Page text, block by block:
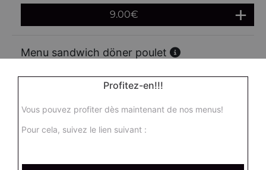
9.00€
Menu sandwich döner poulet
olives + frites + 1 boisson 33 cl
Menu sandwich doner boeuf
olives + frites + 1 boisson 33 cl
Profitez-en!!!
Vous pouvez profiter dès maintenant de nos menus!
Pour cela, suivez le lien suivant :